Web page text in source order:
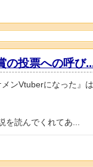
の投票への呼び
ンVtuberになった』
を読んでくれてあ...